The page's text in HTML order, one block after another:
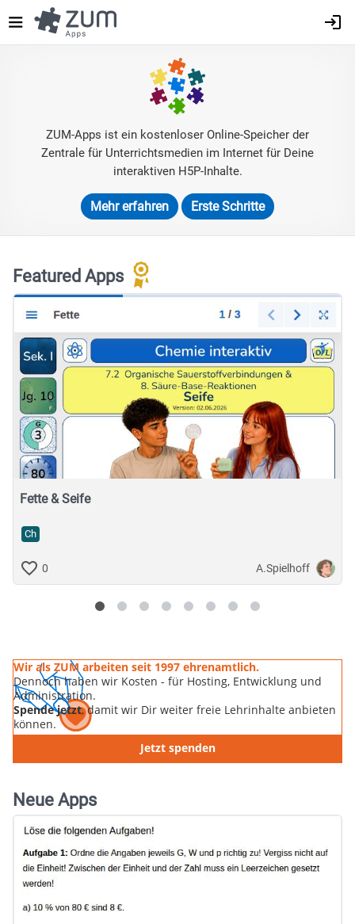
zum
Inhalt
ZUM-Apps ist ein kostenloser Online-Speicher der
Zentrale für Unterrichtsmedien im Internet für Deine
interaktiven H5P-Inhalte.
Mehr erfahren Erste Schritte
Featured Apps
Fette & Seife
Ch
0 A.Spielhoff
Wir als ZUM arbeiten seit 1997 ehrenamtlich.
Dennoch haben wir Kosten - für Hosting, Entwicklung und
Administration.
Spende jetzt, damit wir Dir weiter freie Lehrinhalte anbieten
können.
Jetzt spenden
Neue Apps